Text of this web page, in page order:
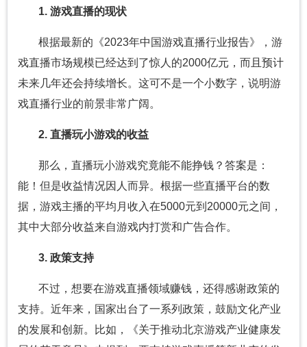
1. 游戏直播的现状
根据最新的《2023年中国游戏直播行业报告》，游
戏直播市场规模已经达到了惊人的2000亿元，而且预计
未来几年还会持续增长。这可不是一个小数字，说明游
戏直播行业的前景非常广阔。
2. 直播玩小游戏的收益
那么，直播玩小游戏究竟能不能挣钱？答案是：
能！但是收益情况因人而异。根据一些直播平台的数
据，游戏主播的平均月收入在5000元到20000元之间，
其中大部分收益来自游戏内打赏和广告合作。
3. 政策支持
不过，想要在游戏直播领域赚钱，还得感谢政策的
支持。近年来，国家出台了一系列政策，鼓励文化产业
的发展和创新。比如，《关于推动北京游戏产业健康发